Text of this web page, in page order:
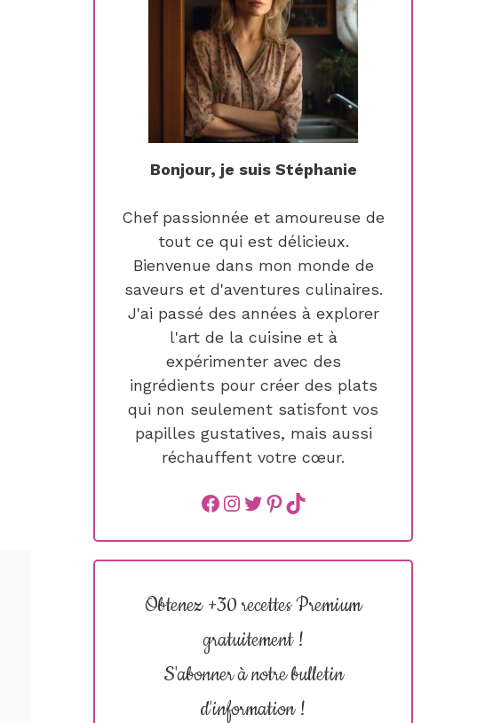
Bonjour, je suis Stéphanie
Chef passionnée et amoureuse de
tout ce qui est délicieux.
Bienvenue dans mon monde de
saveurs et d'aventures culinaires.
J'ai passé des années à explorer
l'art de la cuisine et à
expérimenter avec des
ingrédients pour créer des plats
qui non seulement satisfont vos
papilles gustatives, mais aussi
réchauffent votre cœur.
Facebook
instagram
Twitter
Pinterest
TikTok
Obtenez +30 recettes Premium
gratuitement !
S'abonner à notre bulletin
d'information !